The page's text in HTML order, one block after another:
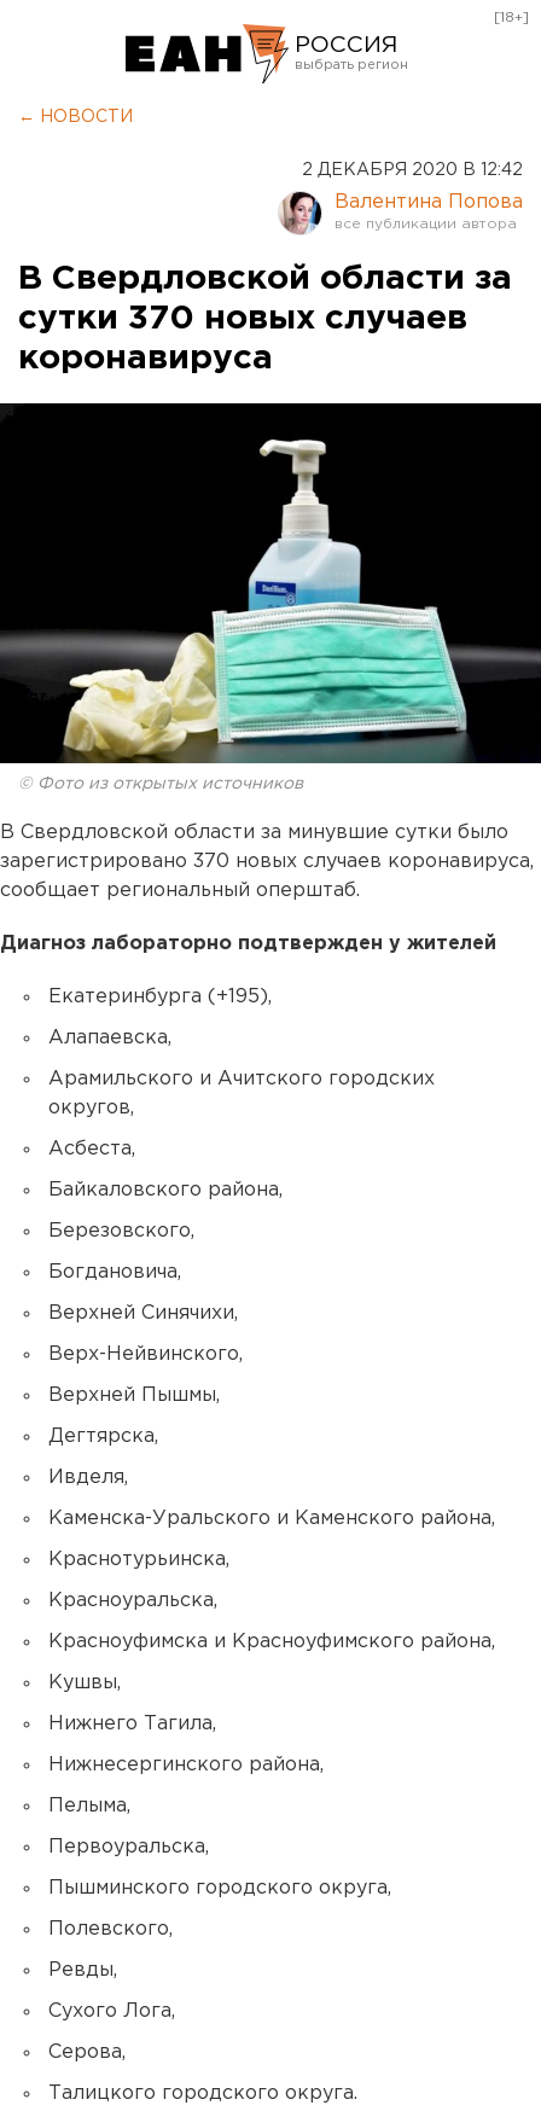
РОССИЯ
Курган
Оренбург
[18+]
← НОВОСТИ
2 ДЕКАБРЯ 2020 В 12:42
Валентина Попова
В Свердловской области за
сутки 370 новых случаев
коронавируса
© Фото из открытых источников
В Свердловской области за минувшие сутки было
зарегистрировано 370 новых случаев коронавируса,
сообщает региональный оперштаб.
Диагноз лабораторно подтвержден у жителей
Екатеринбурга (+195),
Алапаевска,
Арамильского и Ачитского городских
округов,
Асбеста,
Байкаловского района,
Березовского,
Богдановича,
Верхней Синячихи,
Верх-Нейвинского,
Верхней Пышмы,
Дегтярска,
Ивделя,
Каменска-Уральского и Каменского района,
Краснотурьинска,
Красноуральска,
Красноуфимска и Красноуфимского района,
Кушвы,
Нижнего Тагила,
Нижнесергинского района,
Пелыма,
Первоуральска,
Пышминского городского округа,
Полевского,
Ревды,
Сухого Лога,
Серова,
Талицкого городского округа.